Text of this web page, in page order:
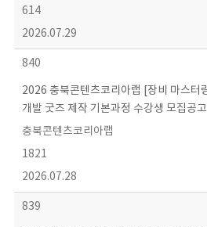
614
2026.07.29
840
2026 충북콘텐츠코리아랩 [장비 마스터
개발 굿즈 제작 기본과정 수강생 모집공고
충북콘텐츠코리아랩
1821
2026.07.28
839